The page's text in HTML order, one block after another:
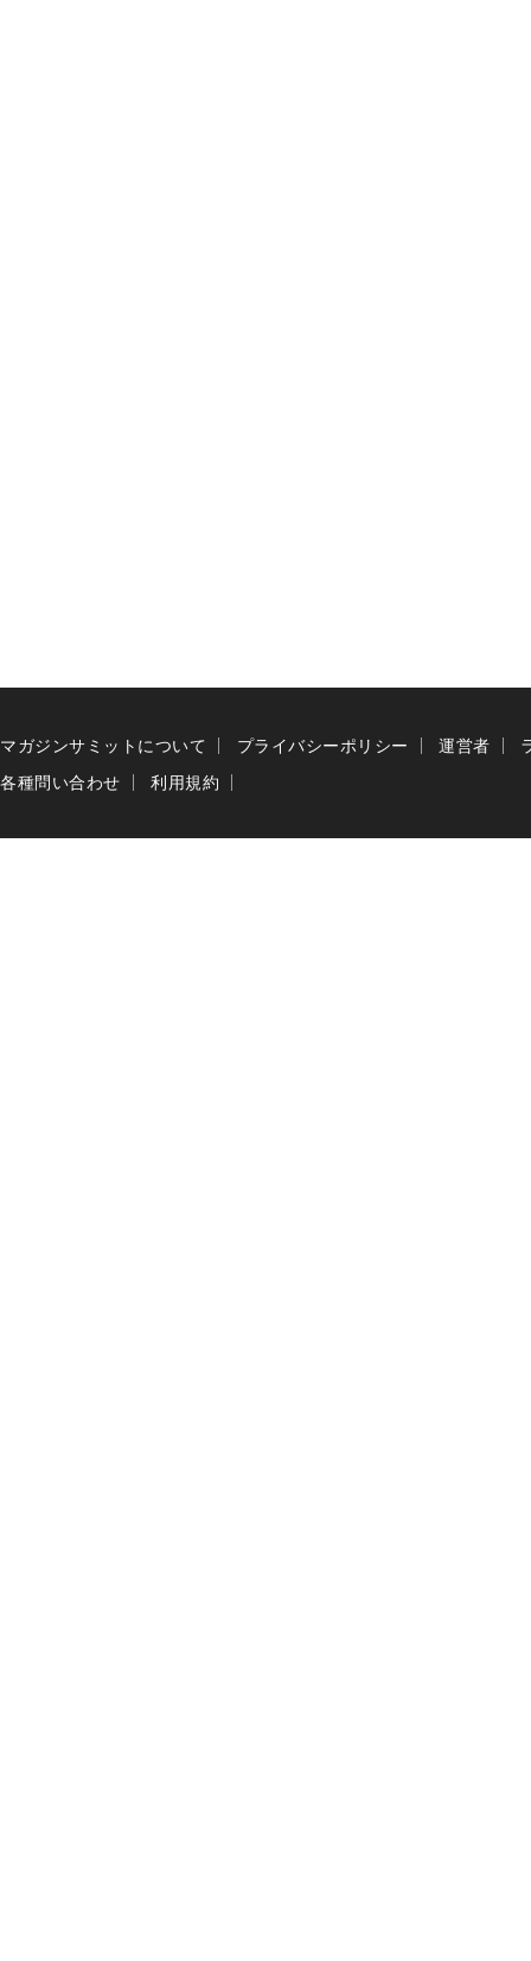
マガジンサミットについて プライバシーポリシー 運営者
各種問い合わせ
利用規約